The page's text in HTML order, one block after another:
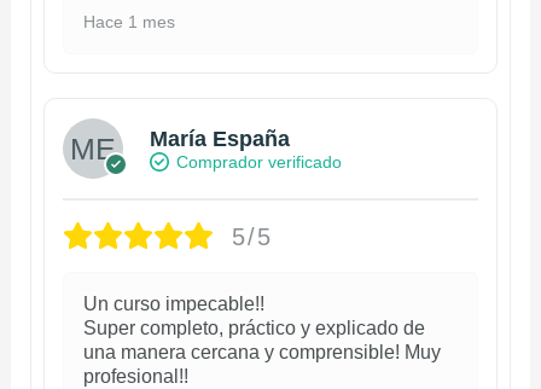
Hace 1 mes
María España
Comprador verificado
5/5
Un curso impecable!!
Super completo, práctico y explicado de
una manera cercana y comprensible! Muy
profesional!!